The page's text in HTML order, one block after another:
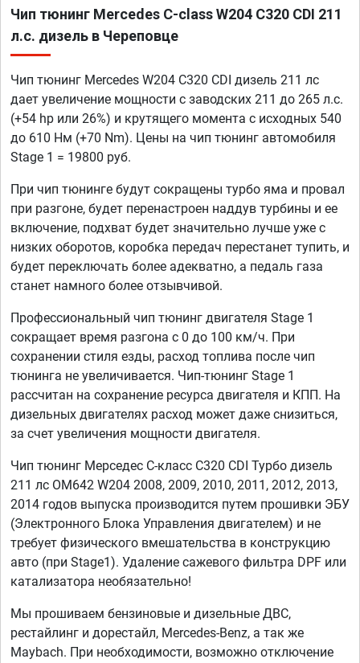
Чип тюнинг Mercedes C-class W204 C320 CDI 211
л.с. дизель в Череповце
Чип тюнинг Mercedes W204 C320 CDI дизель 211 лс
дает увеличение мощности с заводских 211 до 265 л.с.
(+54 hp или 26%) и крутящего момента с исходных 540
до 610 Нм (+70 Nm). Цены на чип тюнинг автомобиля
Stage 1 = 19800 руб.
При чип тюнинге будут сокращены турбо яма и провал
при разгоне, будет перенастроен наддув турбины и ее
включение, подхват будет значительно лучше уже с
низких оборотов, коробка передач перестанет тупить, и
будет переключать более адекватно, а педаль газа
станет намного более отзывчивой.
Профессиональный чип тюнинг двигателя Stage 1
сокращает время разгона с 0 до 100 км/ч. При
сохранении стиля езды, расход топлива после чип
тюнинга не увеличивается. Чип-тюнинг Stage 1
рассчитан на сохранение ресурса двигателя и КПП. На
дизельных двигателях расход может даже снизиться,
за счет увеличения мощности двигателя.
Чип тюнинг Мерседес С-класс C320 CDI Турбо дизель
211 лс OM642 W204 2008, 2009, 2010, 2011, 2012, 2013,
2014 годов выпуска производится путем прошивки ЭБУ
(Электронного Блока Управления двигателем) и не
требует физического вмешательства в конструкцию
авто (при Stage1). Удаление сажевого фильтра DPF или
катализатора необязательно!
Мы прошиваем бензиновые и дизельные ДВС,
рестайлинг и дорестайл, Mercedes-Benz, а так же
Maybach. При необходимости, возможно отключение